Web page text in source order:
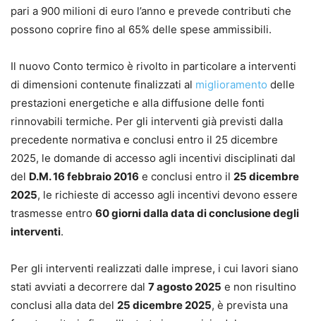
pari a 900 milioni di euro l’anno e prevede contributi che
possono coprire fino al 65% delle spese ammissibili.
Il nuovo Conto termico è rivolto in particolare a interventi
di dimensioni contenute finalizzati al miglioramento delle
prestazioni energetiche e alla diffusione delle fonti
rinnovabili termiche. Per gli interventi già previsti dalla
precedente normativa e conclusi entro il 25 dicembre
2025, le domande di accesso agli incentivi disciplinati dal
del D.M. 16 febbraio 2016 e conclusi entro il 25 dicembre
2025, le richieste di accesso agli incentivi devono essere
trasmesse entro 60 giorni dalla data di conclusione degli
interventi.
Per gli interventi realizzati dalle imprese, i cui lavori siano
stati avviati a decorrere dal 7 agosto 2025 e non risultino
conclusi alla data del 25 dicembre 2025, è prevista una